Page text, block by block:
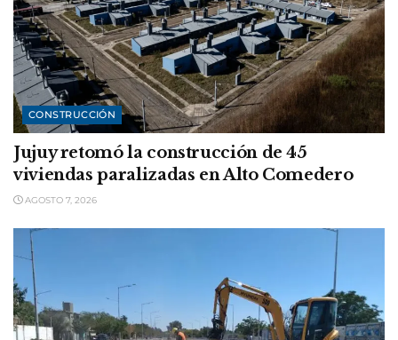
CONSTRUCCIÓN
Jujuy retomó la construcción de 45
viviendas paralizadas en Alto Comedero
AGOSTO 7, 2026